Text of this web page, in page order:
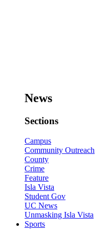
News
Sections
Campus
Community Outreach
County
Crime
Feature
Isla Vista
Student Gov
UC News
Unmasking Isla Vista
Sports